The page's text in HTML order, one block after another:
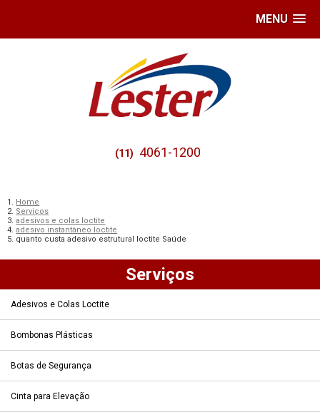
MENU
(11) 4061-1200
Home
Serviços
adesivos e colas loctite
adesivo instantâneo loctite
quanto custa adesivo estrutural loctite Saúde
Serviços
Adesivos e Colas Loctite
Bombonas Plásticas
Botas de Segurança
Cinta para Elevação